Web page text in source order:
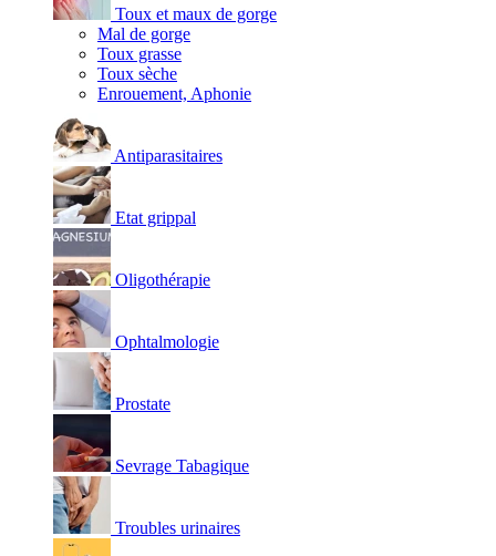
Toux et maux de gorge
Mal de gorge
Toux grasse
Toux sèche
Enrouement, Aphonie
Antiparasitaires
Etat grippal
Oligothérapie
Ophtalmologie
Prostate
Sevrage Tabagique
Troubles urinaires